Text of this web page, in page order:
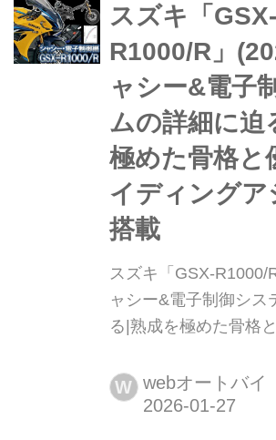
新デバイスとこだわり
年記念車のエクステ
する。まとめ:...
スズキ「GSX-
R1000/R」
ャシー&電子
ムの詳細に迫
極めた骨格と
イディングア
搭載
スズキ「GSX-R1000/
ャシー&電子制御シス
る|熟成を極めた骨格
化、車体はL7の基本設
2026年型「GSX-
W webオートバイ